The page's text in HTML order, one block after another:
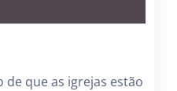
que as igrejas estão